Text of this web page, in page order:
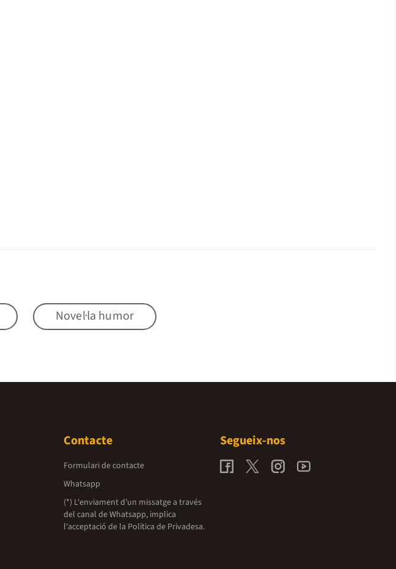
Novel·la humor
Contacte
Formulari de contacte
Whatsapp
(*) L'enviament d’un missatge a través
del canal de Whatsapp, implica
l'acceptació de la Política de Privadesa.
Segueix-nos